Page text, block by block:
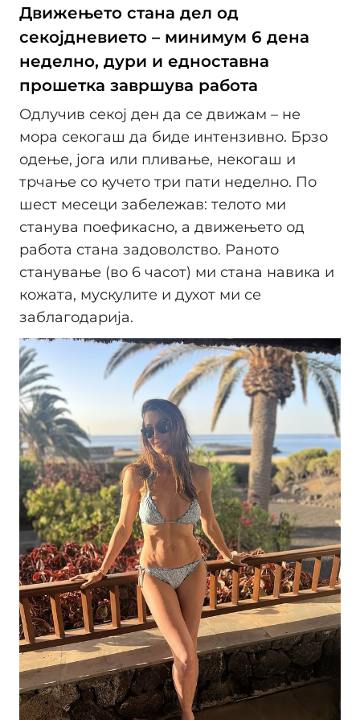
Движењето стана дел од
секојдневието – минимум 6 дена
неделно, дури и едноставна
прошетка завршува работа
Одлучив секој ден да се движам – не
мора секогаш да биде интензивно. Брзо
одење, јога или пливање, некогаш и
трчање со кучето три пати неделно. По
шест месеци забележав: телото ми
станува поефикасно, а движењето од
работа стана задоволство. Раното
станување (во 6 часот) ми стана навика и
кожата, мускулите и духот ми се
заблагодарија.